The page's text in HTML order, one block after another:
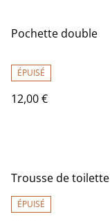
Pochette double
ÉPUISÉ
12,00 €
Trousse de toilette
ÉPUISÉ